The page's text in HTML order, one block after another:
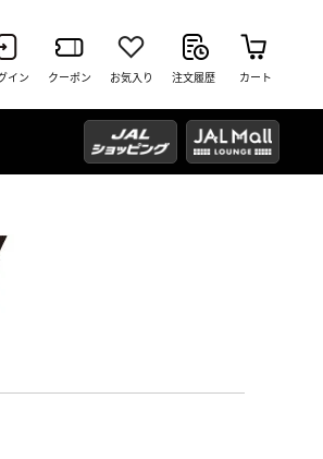
イン クーポン お気入り 注文履歴 カート